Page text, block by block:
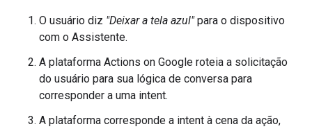
O usuário diz "Deixar a tela azul"para o dispositivo
com o Assistente.
A plataforma Actions on Google roteia a solicitação
do usuário para sua lógica de conversa para
corresponder a uma intent.
A plataforma corresponde a intent à cena da ação,